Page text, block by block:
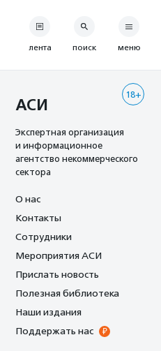
лента поиск меню
18+
АСИ
Экспертная организация
и информационное
агентство некоммерческого
сектора
О нас
Контакты
Сотрудники
Мероприятия АСИ
Прислать новость
Полезная библиотека
Наши издания
Поддержать нас